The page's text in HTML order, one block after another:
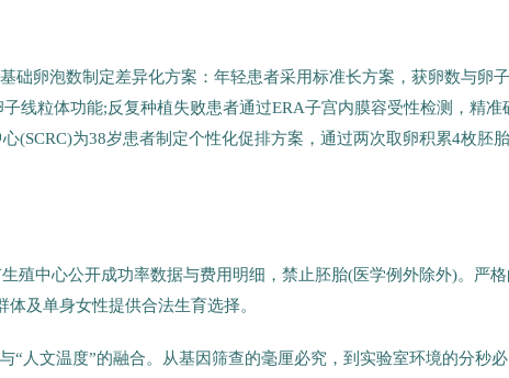
础卵泡数制定差异化方案：年轻患者采用标准长方案，获卵数与卵
线粒体功能;反复种植失败患者通过ERA子宫内膜容受性检测，精准
(SCRC)为38岁患者制定个性化促排方案，通过两次取卵积累4枚胚
殖中心公开成功率数据与费用明细，禁止胚胎(医学例外除外)。严
及单身女性提供合法生育选择。
“人文温度”的融合。从基因筛查的毫厘必究，到实验室环境的分秒必